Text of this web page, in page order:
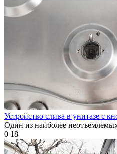
Устройство слива в унитазе с
Один из наиболее
0 18